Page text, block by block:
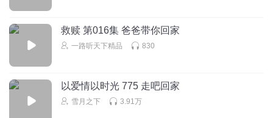
救赎 第016集 爸爸带你回家
一路听天下精品 830
以爱情以时光 775 走吧回家
雪月之下 3.91万